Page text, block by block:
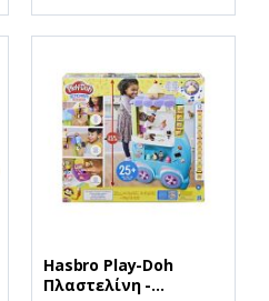
Hasbro Play-Doh
Πλαστελίνη -